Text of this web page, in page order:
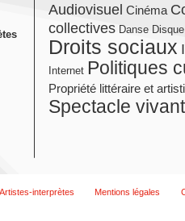
Audiovisuel Cinéma
collectives Danse Disque
Droits sociaux
Internet Politiques
Propriété littéraire et
Spectacle vivant
interprètes Mentions légales